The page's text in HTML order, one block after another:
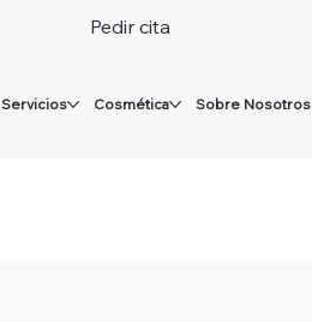
Servicios Cosmética Sobre Nosotros
Pedir cita